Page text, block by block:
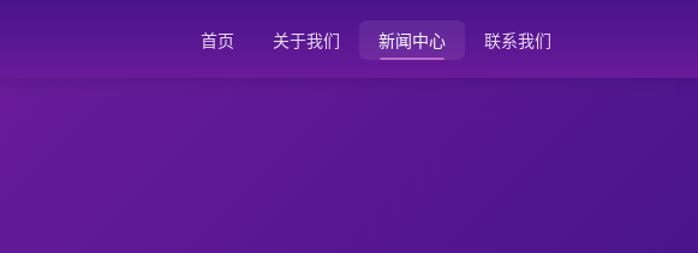
首页 关于我们 新闻中心 联系我们